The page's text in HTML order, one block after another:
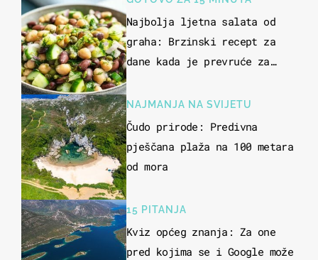
Najbolja ljetna salata od
graha: Brzinski recept za
dane kada je prevruće za
NAJMANJA NA SVIJETU
Čudo prirode: Predivna
pješčana plaža na 100 metara
od mora
15 PITANJA
Kviz općeg znanja: Za one
pred kojima se i Google može